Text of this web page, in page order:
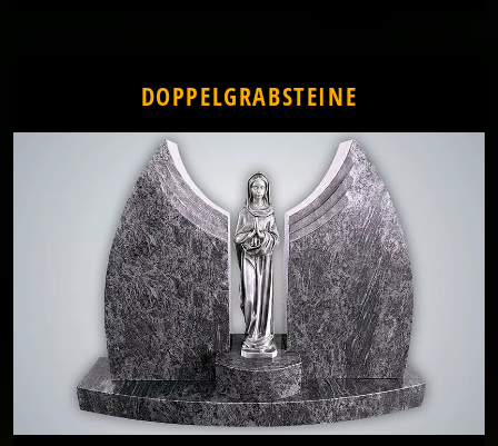
DOPPELGRABSTEINE